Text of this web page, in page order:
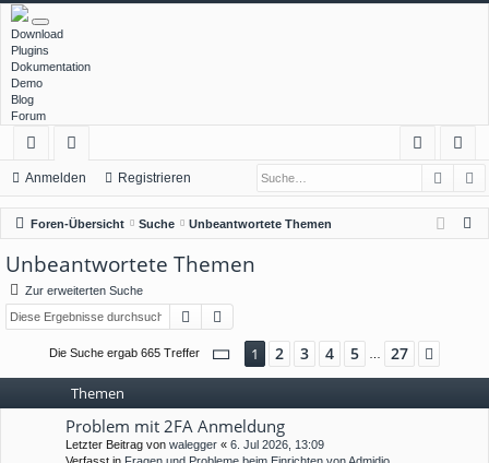
Download
Plugins
Dokumentation
Demo
Blog
Forum
ch
ne
llz
ug
rif
or
en
m
el
ist
rie
Anmelden Registrieren
Foren-Übersicht Suche Unbeantwortete Themen
Unbeantwortete Themen
Zur erweiterten Suche
Suche
Die Suche ergab 665 Treffer Seite 1 von 27
1 2 3 4 5 27
Themen
Problem mit 2FA Anmeldung
Letzter Beitrag von walegger « 6. Jul 2026, 13:09